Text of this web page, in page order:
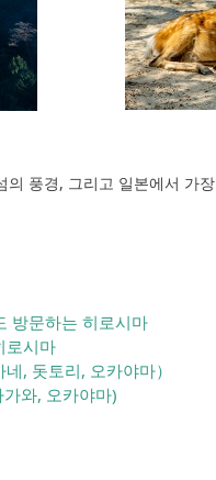
풍경, 그리고 일본에서 가
방문하는 히로시마
로시마
, 돗토리, 오카야마）
와, 오카야마)